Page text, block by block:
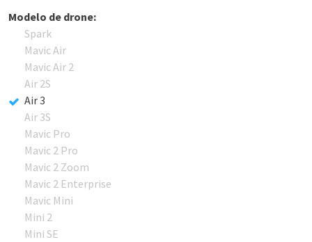
Modelo de drone:
Spark
Mavic Air
Mavic Air 2
Air 2S
Air 3
Air 3S
Mavic Pro
Mavic 2 Pro
Mavic 2 Zoom
Mavic 2 Enterprise
Mavic Mini
Mini 2
Mini SE